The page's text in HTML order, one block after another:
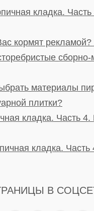
кладка.
кормят рекламой?
материалы
плитки?
кладка. Часть 4.
кладка. Часть
В